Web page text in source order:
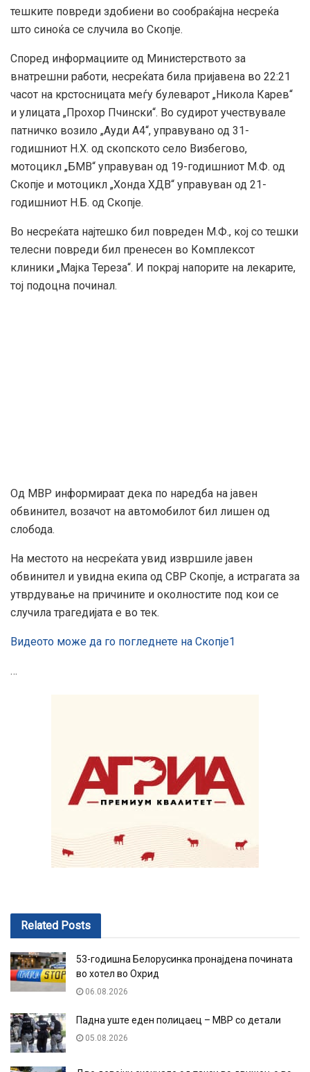
тешките повреди здобиени во сообраќајна несреќа
што синоќа се случила во Скопје.
Според информациите од Министерството за
внатрешни работи, несреќата била пријавена во 22:21
часот на крстосницата меѓу булеварот „Никола Карев“
и улицата „Прохор Пчински“. Во судирот учествувале
патничко возило „Ауди А4“, управувано од 31-
годишниот Н.Х. од скопското село Визбегово,
мотоцикл „БМВ“ управуван од 19-годишниот М.Ф. од
Скопје и мотоцикл „Хонда ХДВ“ управуван од 21-
годишниот Н.Б. од Скопје.
Во несреќата најтешко бил повреден М.Ф., кој со тешки
телесни повреди бил пренесен во Комплексот
клиники „Мајка Тереза“. И покрај напорите на лекарите,
тој подоцна починал.
Од МВР информираат дека по наредба на јавен
обвинител, возачот на автомобилот бил лишен од
слобода.
На местото на несреќата увид извршиле јавен
обвинител и увидна екипа од СВР Скопје, а истрагата за
утврдување на причините и околностите под кои се
случила трагедијата е во тек.
Видеото може да го погледнете на Скопје1
…
Related Posts
53-годишна Белорусинка пронајдена почината
во хотел во Охрид
06.08.2026
Падна уште еден полицаец – МВР со детали
05.08.2026